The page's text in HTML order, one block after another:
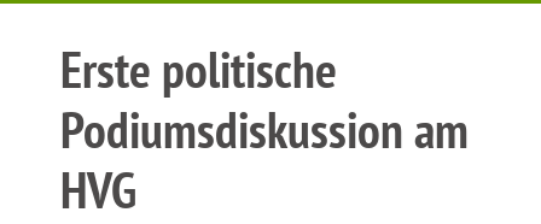
Erste politische
Podiumsdiskussion am
HVG